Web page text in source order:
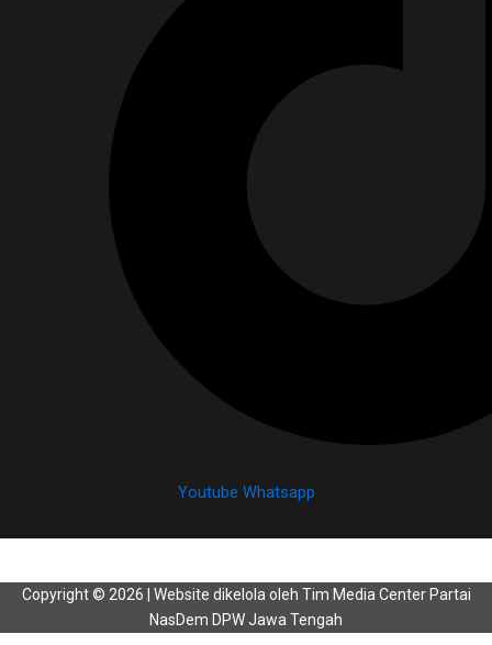
Youtube Whatsapp
Copyright © 2026 | Website dikelola oleh Tim Media Center Partai
NasDem DPW Jawa Tengah